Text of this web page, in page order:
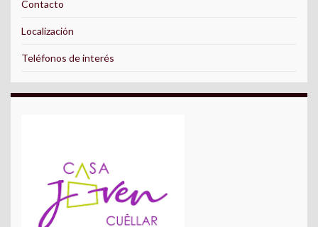
Contacto
Localización
Teléfonos de interés